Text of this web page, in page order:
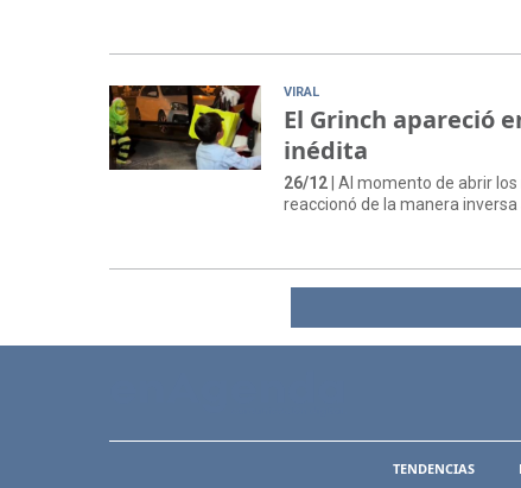
VIRAL
El Grinch apareció
inédita
26/12| Al momento de abrir
reaccionó de la manera inversa
TENDENCIAS